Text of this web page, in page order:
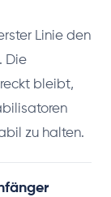
Linie den
Die
bleibt,
zu halten.